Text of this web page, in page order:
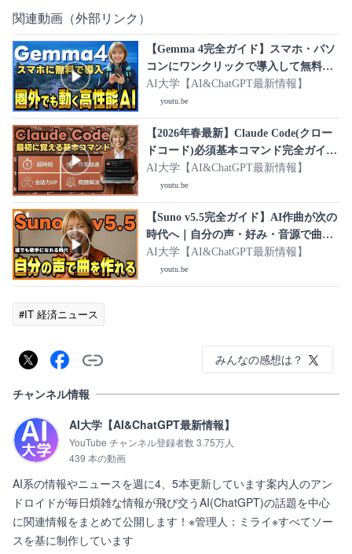
関連動画（外部リンク）
【Gemma 4完全ガイド】スマホ・パソ
コンにワンクリックで導入して無料で
使える！ Googleの超高性能なオープン
AIモデルを徹底解説！
AI大学【AI&ChatGPT最新情報】
youtu.be
【2026年春最新】Claude Code(クロー
ドコード)必須基本コマンド完全ガイド
｜初心者が覚えるべき25コマンドをま
とめて解説！
AI大学【AI&ChatGPT最新情報】
youtu.be
【Suno v5.5完全ガイド】AI作曲が次の
時代へ｜自分の声・好み・音源で曲が
作れるSunoの新機能をまとめて解説！
AI大学【AI&ChatGPT最新情報】
youtu.be
#IT 経済ニュース
みんなの感想は？
チャンネル情報
AI大学【AI&ChatGPT最新情報】
YouTube チャンネル登録者数 3.75万人
439 本の動画
AI系の情報やニュースを週に4、5本更新しています案内人のアン
ドロイドが毎日煩雑な情報が飛び交うAI(ChatGPT)の話題を中心
に関連情報をまとめて公開します！※管理人：ミライ※すべてソー
スを基に制作しています